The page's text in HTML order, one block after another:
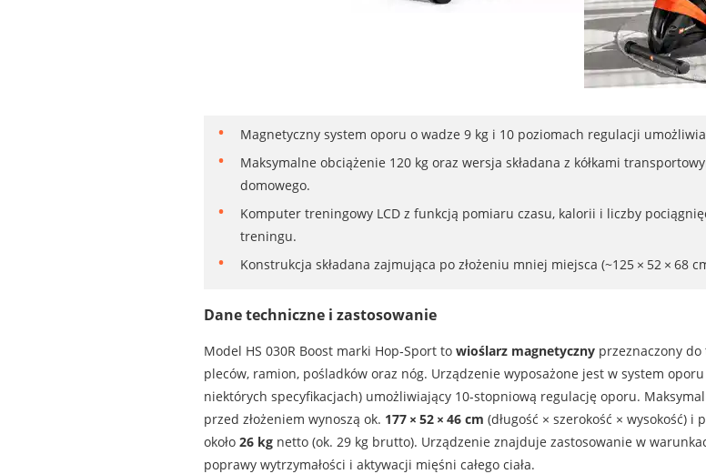
Magnetyczny system oporu o wadze 9 kg i 10 poziomach regulacji
Maksymalne obciążenie 120 kg oraz wersja składana z kółkami
domowego.
Komputer treningowy LCD z funkcją pomiaru czasu, kalorii i liczby
treningu.
Konstrukcja składana zajmująca po złożeniu mniej miejsca (~125 × 52 × 68
Dane techniczne i zastosowanie
Model HS 030R Boost marki Hop‑Sport to wioślarz magnetycznyprzeznaczony do
pleców, ramion, pośladków oraz nóg. Urządzenie wyposażone jest w system
niektórych specyfikacjach) umożliwiający 10-stopniową regulację oporu.
przed złożeniem wynoszą ok. 177 × 52 × 46 cm (długość × szerokość × wysokość) i
około 26 kgnetto (ok. 29 kg brutto). Urządzenie znajduje zastosowanie w
poprawy wytrzymałości i aktywacji mięśni całego ciała.